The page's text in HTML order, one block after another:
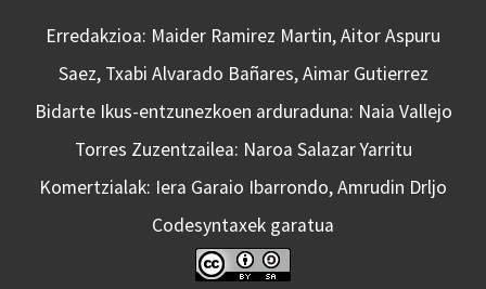
Erredakzioa: Maider Ramirez Martin, Aitor Aspuru
Saez, Txabi Alvarado Bañares, Aimar Gutierrez
Bidarte Ikus-entzunezkoen arduraduna: Naia Vallejo
Torres Zuzentzailea: Naroa Salazar Yarritu
Komertzialak: Iera Garaio Ibarrondo, Amrudin Drljo
Codesyntaxek garatua